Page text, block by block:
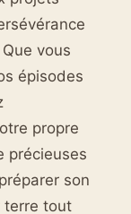
vous
épisodes
propre
précieuses
son
terre tout